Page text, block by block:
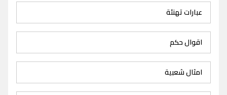
عبارات تهنئة
اقوال حكم
امثال شعبية